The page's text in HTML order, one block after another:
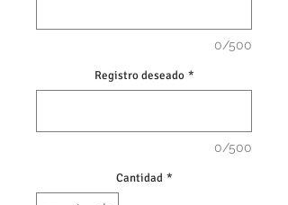
0/500
Registro deseado *
0/500
Cantidad *